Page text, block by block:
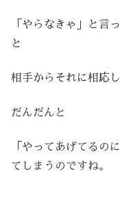
「やらなきゃ」と言
と
相手からそれに相応
だんだんと
「やってあげてるの
てしまうのですね。